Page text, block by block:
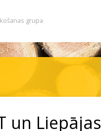
grupa
un Liepājas